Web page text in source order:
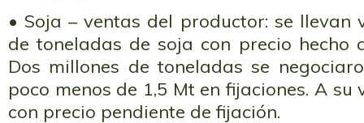
• Soja – ventas del productor: se llevan
de toneladas de soja con precio hecho
Dos millones de toneladas se
poco menos de 1,5 Mt en fijaciones. A su
con precio pendiente de fijación.